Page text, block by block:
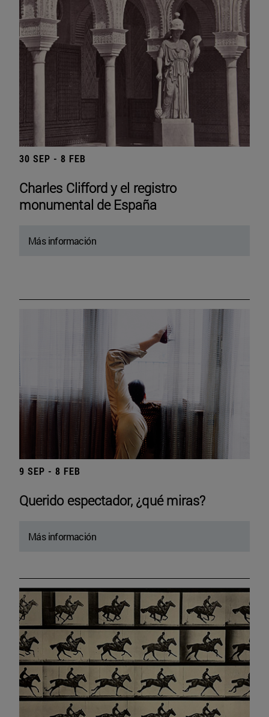
30 SEP - 8 FEB
Charles Clifford y el registro
monumental de España
Más información
9 SEP - 8 FEB
Querido espectador, ¿qué miras?
Más información